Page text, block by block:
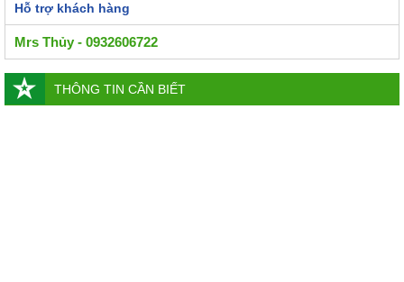
Hỗ trợ khách hàng
Mrs Thủy - 0932606722
THÔNG TIN CẦN BIẾT